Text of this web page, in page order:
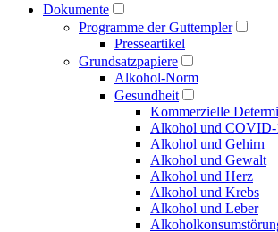
Dokumente
Programme der Guttempler
Presse­artikel
Grundsatzpapiere
Alkohol-Norm
Gesundheit
Kommerzielle
Alkohol und COVID-
Alkohol und Gehirn
Alkohol und Gewalt
Alkohol und Herz
Alkohol und Krebs
Alkohol und Leber